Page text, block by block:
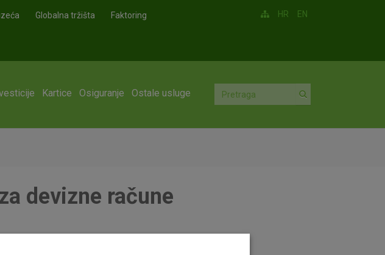
Globalna tržišta Faktoring HR EN
Kartice Osiguranje Ostale usluge
devizne račune